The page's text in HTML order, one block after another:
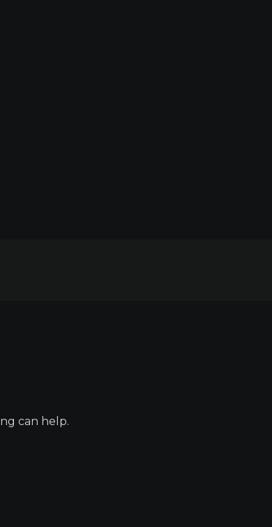
can help.